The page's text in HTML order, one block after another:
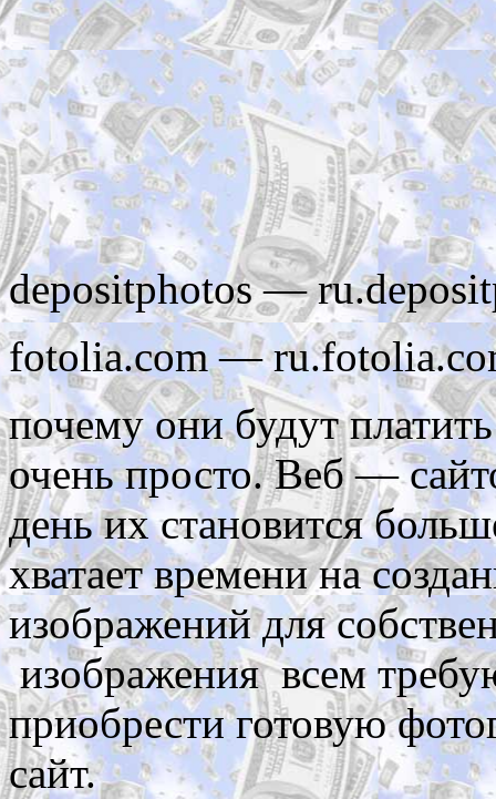
depositphotos —
fotolia.com —
почему они будут
очень просто. Веб —
день их становится
хватает времени на
изображений для
изображения всем
приобрести готовую
сайт.